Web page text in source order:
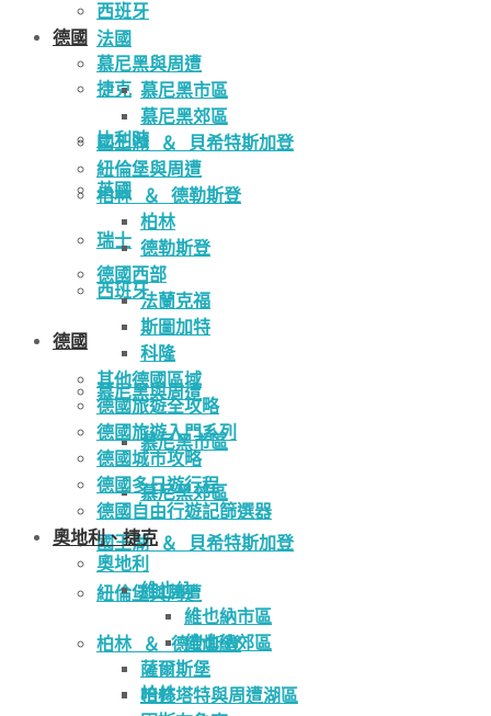
法國
捷克
比利時
英國
瑞士
西班牙
德國
慕尼黑與周遭
慕尼黑市區
慕尼黑郊區
國王湖 ＆ 貝希特斯加登
紐倫堡與周遭
柏林 ＆ 德勒斯登
柏林
西班牙
德國
慕尼黑與周遭
慕尼黑市區
慕尼黑郊區
國王湖 ＆ 貝希特斯加登
紐倫堡與周遭
柏林 ＆ 德勒斯登
柏林
德勒斯登
德國西部
法蘭克福
斯圖加特
科隆
其他德國區域
德國旅遊全攻略
德國旅遊入門系列
德國城市攻略
德國多日遊行程
德國自由行遊記篩選器
奧地利、捷克
奧地利
維也納
維也納市區
維也納郊區
薩爾斯堡
哈修塔特與周遭湖區